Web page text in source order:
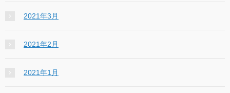
2021年3月
2021年2月
2021年1月